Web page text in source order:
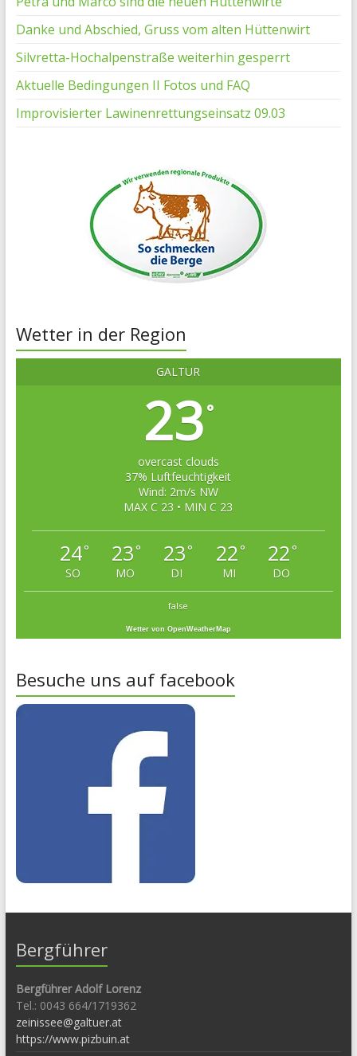
Danke und Abschied, Gruss vom alten Hüttenwirt
Silvretta-Hochalpenstraße weiterhin gesperrt
Aktuelle Bedingungen II Fotos und FAQ
Improvisierter Lawinenrettungseinsatz 09.03
Wetter in der Region
GALTÜR
23°
overcast clouds
37% Luftfeuchtigkeit
Wind: 2m/s NW
MAX C 23 • MIN C 23
24°
SO
23°
MO
23°
DI
22°
MI
22°
DO
false
Wetter von OpenWeatherMap
Besuche uns auf facebook
Bergführer
Bergführer Adolf Lorenz
Tel.: 0043 664/1719362
zeinissee@galtuer.at
https://www.pizbuin.at